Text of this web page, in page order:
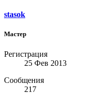
stasok
Мастер
Регистрация
25 Фев 2013
Сообщения
217